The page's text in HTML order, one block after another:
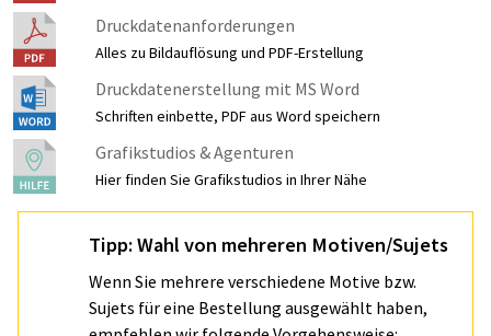
Druckdatenanforderungen
Alles zu Bildauflösung und PDF-Erstellung
Druckdatenerstellung mit MS Word
Schriften einbette, PDF aus Word speichern
Grafikstudios & Agenturen
Hier finden Sie Grafikstudios in Ihrer Nähe
Tipp: Wahl von mehreren Motiven/Sujets
Wenn Sie mehrere verschiedene Motive bzw.
Sujets für eine Bestellung ausgewählt haben,